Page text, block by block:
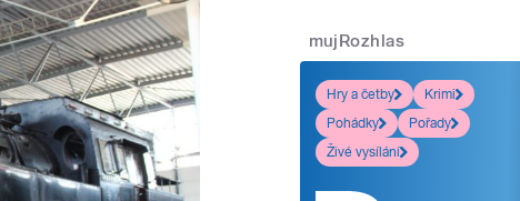
mujRozhlas
Hry a četby
Krimi
Pohádky
Pořady
Živé vysílání